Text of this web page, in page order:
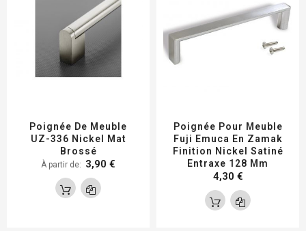
Poignée De Meuble
UZ-336 Nickel Mat
Brossé
À partir de 3,90 €
Poignée Pour Meuble
Fuji Emuca En Zamak
Finition Nickel Satiné
Entraxe 128 Mm
4,30 €